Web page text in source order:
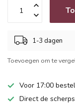
1-3 dagen
Toevoegen om te
Voor 17:00
Direct de